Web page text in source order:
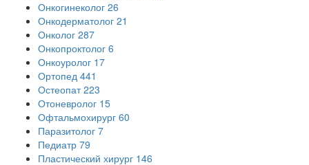
Онкогинеколог 26
Онкодерматолог 21
Онколог 287
Онкопроктолог 6
Онкоуролог 17
Ортопед 441
Остеопат 223
Отоневролог 15
Офтальмохирург 60
Паразитолог 7
Педиатр 79
Пластический хирург 146